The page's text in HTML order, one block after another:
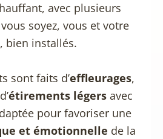
avec plusieurs
soyez, vous et votre
bien installés.
sont faits d’effleurages,
étirements légersavec
pour favoriser une
et émotionnelle de la